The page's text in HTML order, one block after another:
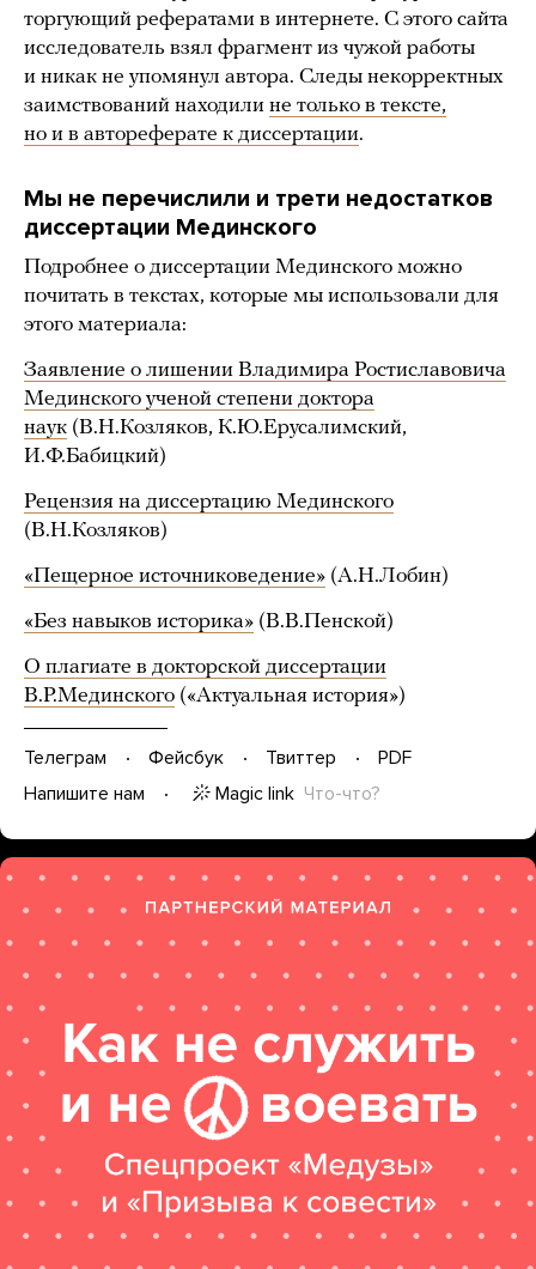
торгующий рефератами в интернете. С этого сайта
исследователь взял фрагмент из чужой работы
и никак не упомянул автора. Следы некорректных
заимствований находили не только в тексте,
но и в автореферате к диссертации.
Мы не перечислили и трети недостатков
диссертации Мединского
Подробнее о диссертации Мединского можно
почитать в текстах, которые мы использовали для
этого материала:
Заявление о лишении Владимира Ростиславовича
Мединского ученой степени доктора
наук (В.Н.Козляков, К.Ю.Ерусалимский,
И.Ф.Бабицкий)
Рецензия на диссертацию Мединского
(В.Н.Козляков)
«Пещерное источниковедение» (А.Н.Лобин)
«Без навыков историка» (В.В.Пенской)
О плагиате в докторской диссертации
В.Р.Мединского («Актуальная история»)
Телеграм Фейсбук Твиттер
PDF
Напишите нам
Magic link Что-что?